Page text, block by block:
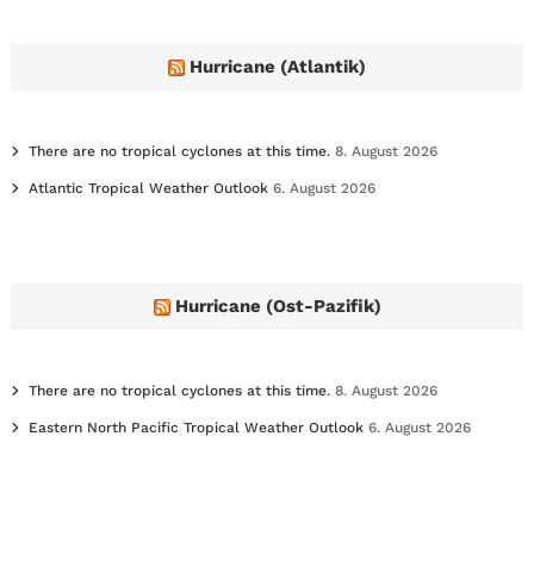
Hurricane (Atlantik)
There are no tropical cyclones at this time. 8. August 2026
Atlantic Tropical Weather Outlook 6. August 2026
Hurricane (Ost-Pazifik)
There are no tropical cyclones at this time. 8. August 2026
Eastern North Pacific Tropical Weather Outlook 6. August 2026